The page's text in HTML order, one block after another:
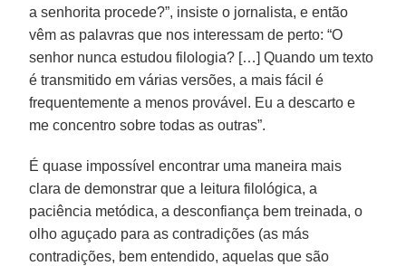
a senhorita procede?”, insiste o jornalista, e então
vêm as palavras que nos interessam de perto: “O
senhor nunca estudou filologia? […] Quando um texto
é transmitido em várias versões, a mais fácil é
frequentemente a menos provável. Eu a descarto e
me concentro sobre todas as outras”.
É quase impossível encontrar uma maneira mais
clara de demonstrar que a leitura filológica, a
paciência metódica, a desconfiança bem treinada, o
olho aguçado para as contradições (as más
contradições, bem entendido, aquelas que são